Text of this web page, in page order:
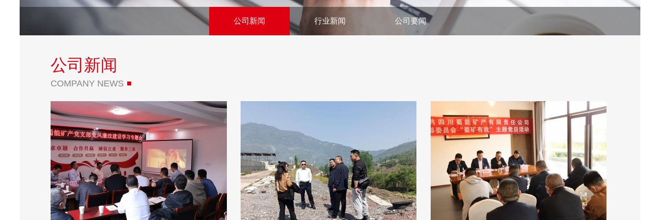
公司新闻 行业新闻 公司要闻
公司新闻
COMPANY NEWS